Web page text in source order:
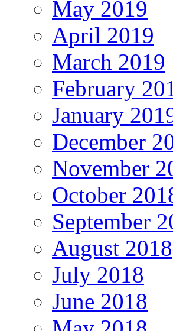
May 2019
April 2019
March 2019
February
January
December
November
October
September
August 2018
July 2018
June 2018